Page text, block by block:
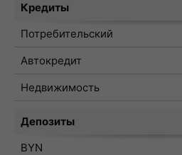
Кредиты
Потребительский
Автокредит
Недвижимость
Депозиты
BYN